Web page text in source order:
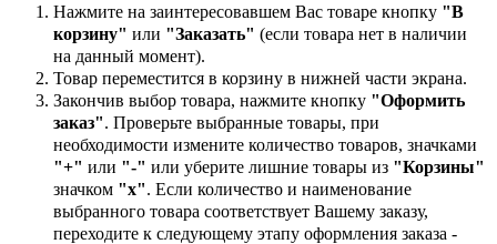
Нажмите на заинтересовавшем Вас товаре кнопку "В
корзину" или "Заказать" (если товара нет в наличии
на данный момент).
Товар переместится в корзину в нижней части экрана.
Закончив выбор товара, нажмите кнопку "Оформить
заказ". Проверьте выбранные товары, при
необходимости измените количество товаров, значками
"+" или "-" или уберите лишние товары из "Корзины"
значком "х". Если количество и наименование
выбранного товара соответствует Вашему заказу,
переходите к следующему этапу оформления заказа -